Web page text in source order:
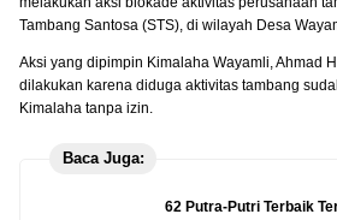
Tambang Santosa (STS), di wilayah Desa
Aksi yang dipimpin Kimalaha Wayamli, Ahmad
dilakukan karena diduga aktivitas tambang
Kimalaha tanpa izin.
Baca Juga:
62 Putra-Putri Terbaik